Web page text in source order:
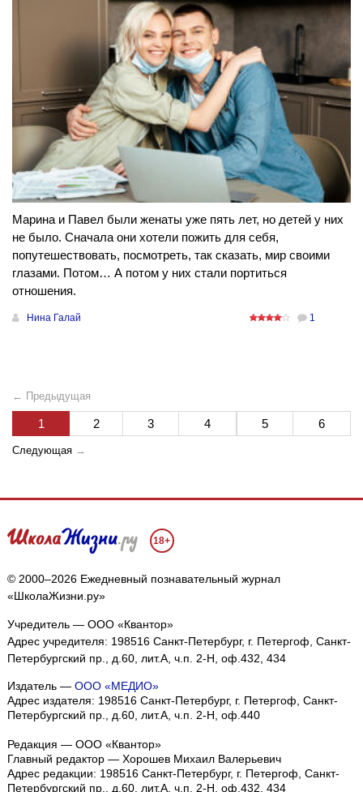
Марина и Павел были женаты уже пять лет, но детей у них
не было. Сначала они хотели пожить для себя,
попутешествовать, посмотреть, так сказать, мир своими
глазами. Потом… А потом у них стали портиться
отношения.
Нина Галай 1
← Предыдущая
1 2 3 4 5 6
Следующая →
18+
© 2000–2026 Ежедневный познавательный журнал
«ШколаЖизни.ру»
Учредитель — ООО «Квантор»
Адрес учредителя: 198516 Санкт-Петербург, г. Петергоф, Санкт-
Петербургский пр., д.60, лит.А, ч.п. 2-Н, оф.432, 434
Издатель — ООО «МЕДИО»
Адрес издателя: 198516 Санкт-Петербург, г. Петергоф, Санкт-
Петербургский пр., д.60, лит.А, ч.п. 2-Н, оф.440
Редакция — ООО «Квантор»
Главный редактор — Хорошев Михаил Валерьевич
Адрес редакции: 198516 Санкт-Петербург, г. Петергоф Санкт-
Петербургский пр., д.60, лит.А, ч.п. 2-Н, оф.432, 434